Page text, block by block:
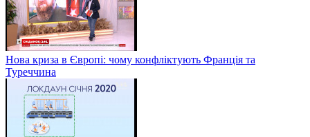
Нова криза в Європі: чому конфліктують Франція та
Туреччина